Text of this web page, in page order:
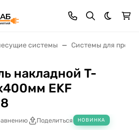
Темная
системы Системы для
накладной T-
EKF
Поделиться НОВИНКА